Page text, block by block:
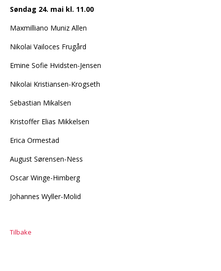
Søndag 24. mai kl. 11.00
Maxmilliano Muniz Allen
Nikolai Vailoces Frugård
Emine Sofie Hvidsten-Jensen
Nikolai Kristiansen-Krogseth
Sebastian Mikalsen
Kristoffer Elias Mikkelsen
Erica Ormestad
August Sørensen-Ness
Oscar Winge-Himberg
Johannes Wyller-Molid
Tilbake